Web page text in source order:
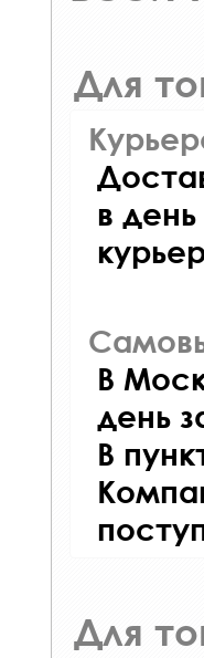
Для
в
В
день
В
Для